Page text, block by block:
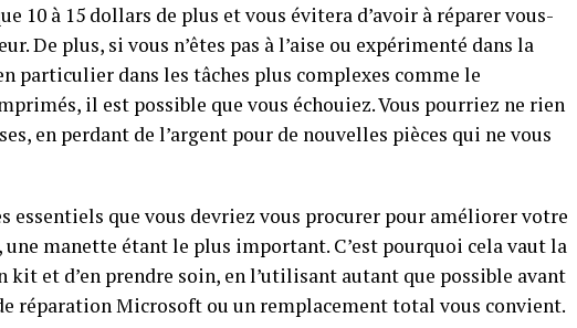
10 à 15 dollars de plus et vous évitera d’avoir à réparer vous-
De plus, si vous n’êtes pas à l’aise ou expérimenté dans la
particulier dans les tâches plus complexes comme le
il est possible que vous échouiez. Vous pourriez ne rien
en perdant de l’argent pour de nouvelles pièces qui ne vous
essentiels que vous devriez vous procurer pour améliorer votre
une manette étant le plus important. C’est pourquoi cela vaut la
kit et d’en prendre soin, en l’utilisant autant que possible avant
réparation Microsoft ou un remplacement total vous convient.